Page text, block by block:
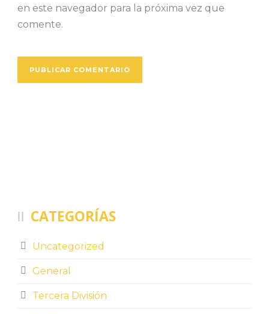
en este navegador para la próxima vez que
comente.
CATEGORÍAS
Uncategorized
General
Tercera División